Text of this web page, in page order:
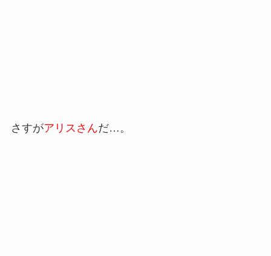
さすがアリスさんだ…。